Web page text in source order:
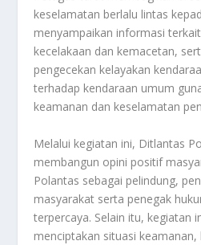
keselamatan berlalu lintas
menyampaikan informasi
kecelakaan dan kemacetan,
pengecekan kelayakan
terhadap kendaraan umum
keamanan dan keselamatan
Melalui kegiatan ini, Ditlantas
membangun opini positif
Polantas sebagai pelindung,
masyarakat serta penegak
terpercaya. Selain itu, kegiatan
menciptakan situasi keamanan,